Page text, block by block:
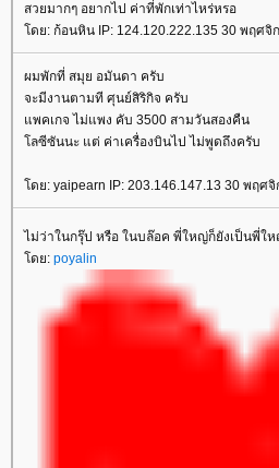
สวยมากๆ อยากไป ค่าที่พักเท่าไหร่หรอ
ดย: ก้อนหิน IP: 124.120.222.135 30 พฤศจิ
ผมพักที่ สมุย อมันดา ครับ
จะมีงานตามที ศุนย์สิริกิจ ครับ
พคเกจ ไม่แพง คับ 3500 สามวันสองคืน
ลซีซันนะ แต่ ค่าเครื่องบินไป ไม่พูดถึงครับ
ดย: yaipearn IP: 203.146.147.13 30 พฤศ
ไม่ว่าในกรุ๊ป หรือ ในบล๊อค พี่ใหญ่ก็ยังเป็นพี่ใ
ดย: poyalin